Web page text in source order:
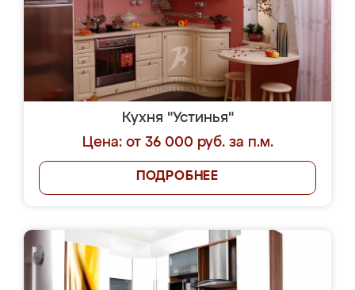
Кухня "Устинья"
Цена: от 36 000 руб. за п.м.
ПОДРОБНЕЕ